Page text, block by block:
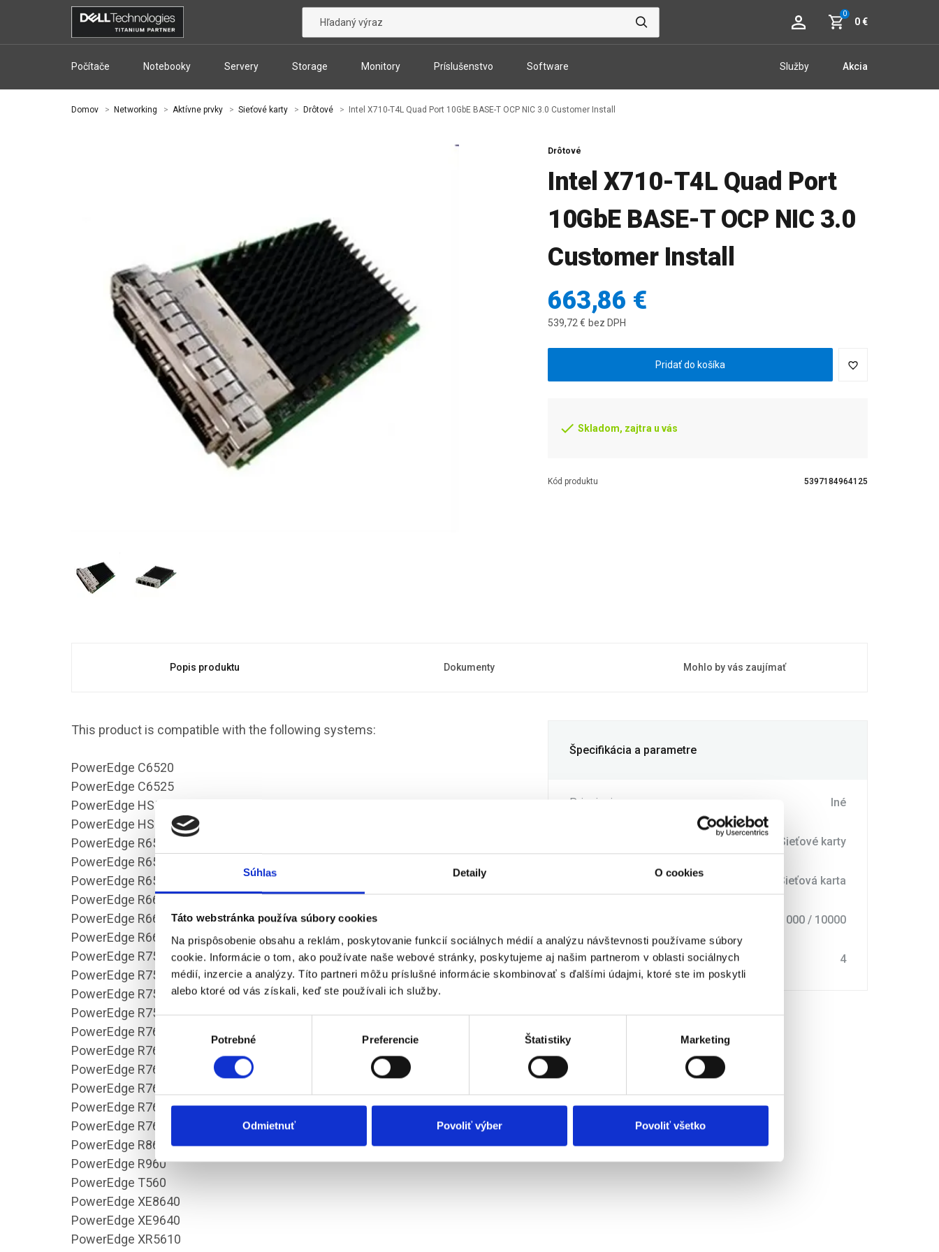
Súhlas Detaily O cookies
Táto webstránka používa súbory cookies
Na prispôsobenie obsahu a reklám, poskytovanie funkcií sociálnych médií a analýzu návštevnosti používame súbory
cookie. Informácie o tom, ako používate naše webové stránky, poskytujeme aj našim partnerom v oblasti sociálnych
médií, inzercie a analýzy. Títo partneri môžu príslušné informácie skombinovať s ďalšími údajmi, ktoré ste im poskytli
alebo ktoré od vás získali, keď ste používali ich služby.
súhlasu
Potrebné Preferencie Štatistiky Marketing
Odmietnuť Povoliť výber Povoliť všetko
0
0 €
Počítače Notebooky Servery Storage Monitory Príslušenstvo Software Služby Akcia
Domov Networking Aktívne prvky Sieťové karty Drôtové Intel X710-T4L Quad Port 10GbE BASE-T OCP NIC 3.0 Customer Install
Drôtové
Intel X710-T4L Quad Port
10GbE BASE-T OCP NIC 3.0
Customer Install
663,86 €
539,72 € bez DPH
Pridať do košíka
Skladom, zajtra u vás
Kód produktu 5397184964125
Popis produktu Dokumenty Mohlo by vás zaujímať
This product is compatible with the following systems:
PowerEdge C6520
PowerEdge C6525
PowerEdge HS5610
PowerEdge HS5620
PowerEdge R650
PowerEdge R650xs
PowerEdge R6525
PowerEdge R660
PowerEdge R6615
PowerEdge R6625
PowerEdge R750
PowerEdge R750xa
PowerEdge R750xs
PowerEdge R7525
PowerEdge R760
PowerEdge R760XA
PowerEdge R760XD2
PowerEdge R760xs
PowerEdge R7615
PowerEdge R7625
PowerEdge R860
PowerEdge R960
PowerEdge T560
PowerEdge XE8640
PowerEdge XE9640
PowerEdge XR5610
Špecifikácia a parametre
Pripojenie Iné
Sieťové karty
Sieťová karta
10 / 100 / 1000 / 10000
Počet LAN portov 4